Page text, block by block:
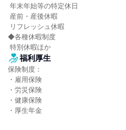
◆各種休暇制度
特別休暇ほか
福利厚生
保険制度：
・雇用保険
・労災保険
・健康保険
・厚生年金